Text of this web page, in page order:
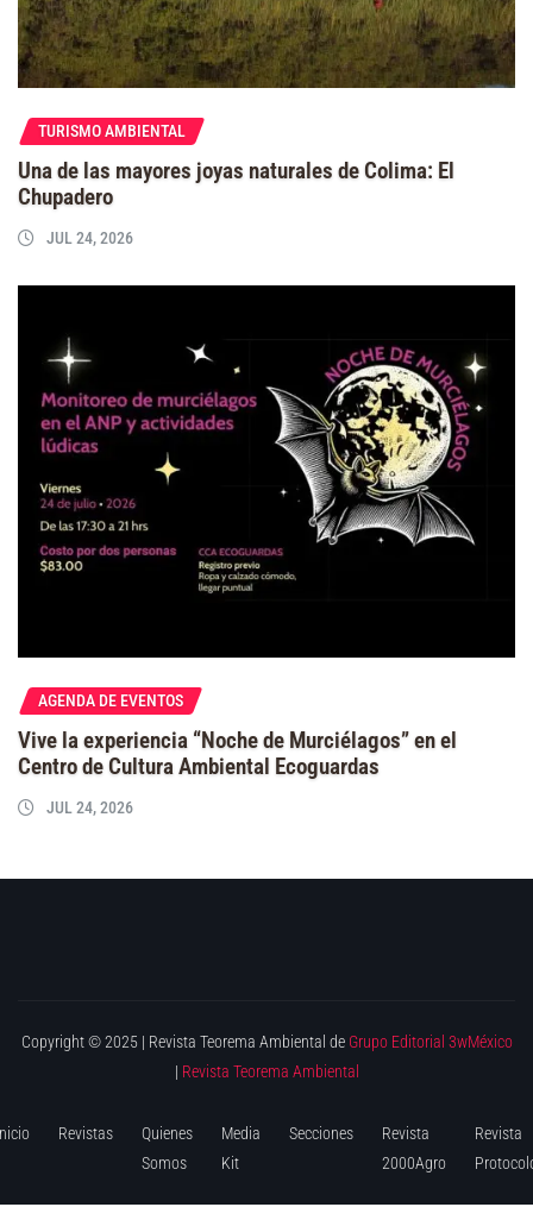
TURISMO AMBIENTAL
Una de las mayores joyas naturales de Colima: El
Chupadero
JUL 24, 2026
AGENDA DE EVENTOS
Vive la experiencia “Noche de Murciélagos” en el
Centro de Cultura Ambiental Ecoguardas
JUL 24, 2026
Copyright © 2025 | Revista Teorema Ambiental de Grupo Editorial 3wMéxico
| Revista Teorema Ambiental
Revistas
Quienes
Somos
Media
Kit
Secciones
Revista
2000Agro
Revista